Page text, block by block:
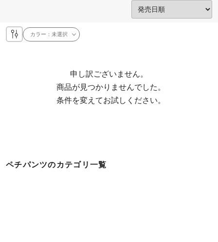
カラー：未選択
申し訳ございません。
  条件を変えてお試しください。
ペチパンツのカテゴリ一覧